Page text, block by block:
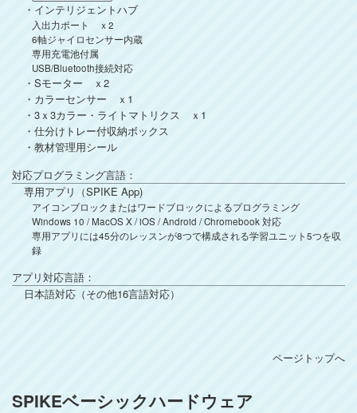
・インテリジェントハブ
入出力ポート ｘ2
6軸ジャイロセンサー内蔵
専用充電池付属
USB/Bluetooth接続対応
・Sモーター ｘ2
・カラーセンサー ｘ1
・3ｘ3カラー・ライトマトリクス ｘ1
・仕分けトレー付収納ボックス
・教材管理用シール
対応プログラミング言語：
専用アプリ（SPIKE App)
アイコンブロックまたはワードブロックによるプログラミング
Windows 10 / MacOS X / iOS / Android / Chromebook 対応
専用アプリには45分のレッスンが8つで構成される学習ユニット5つを収
録
アプリ対応言語：
日本語対応（その他16言語対応）
ページトップへ
SPIKEベーシックハードウェア